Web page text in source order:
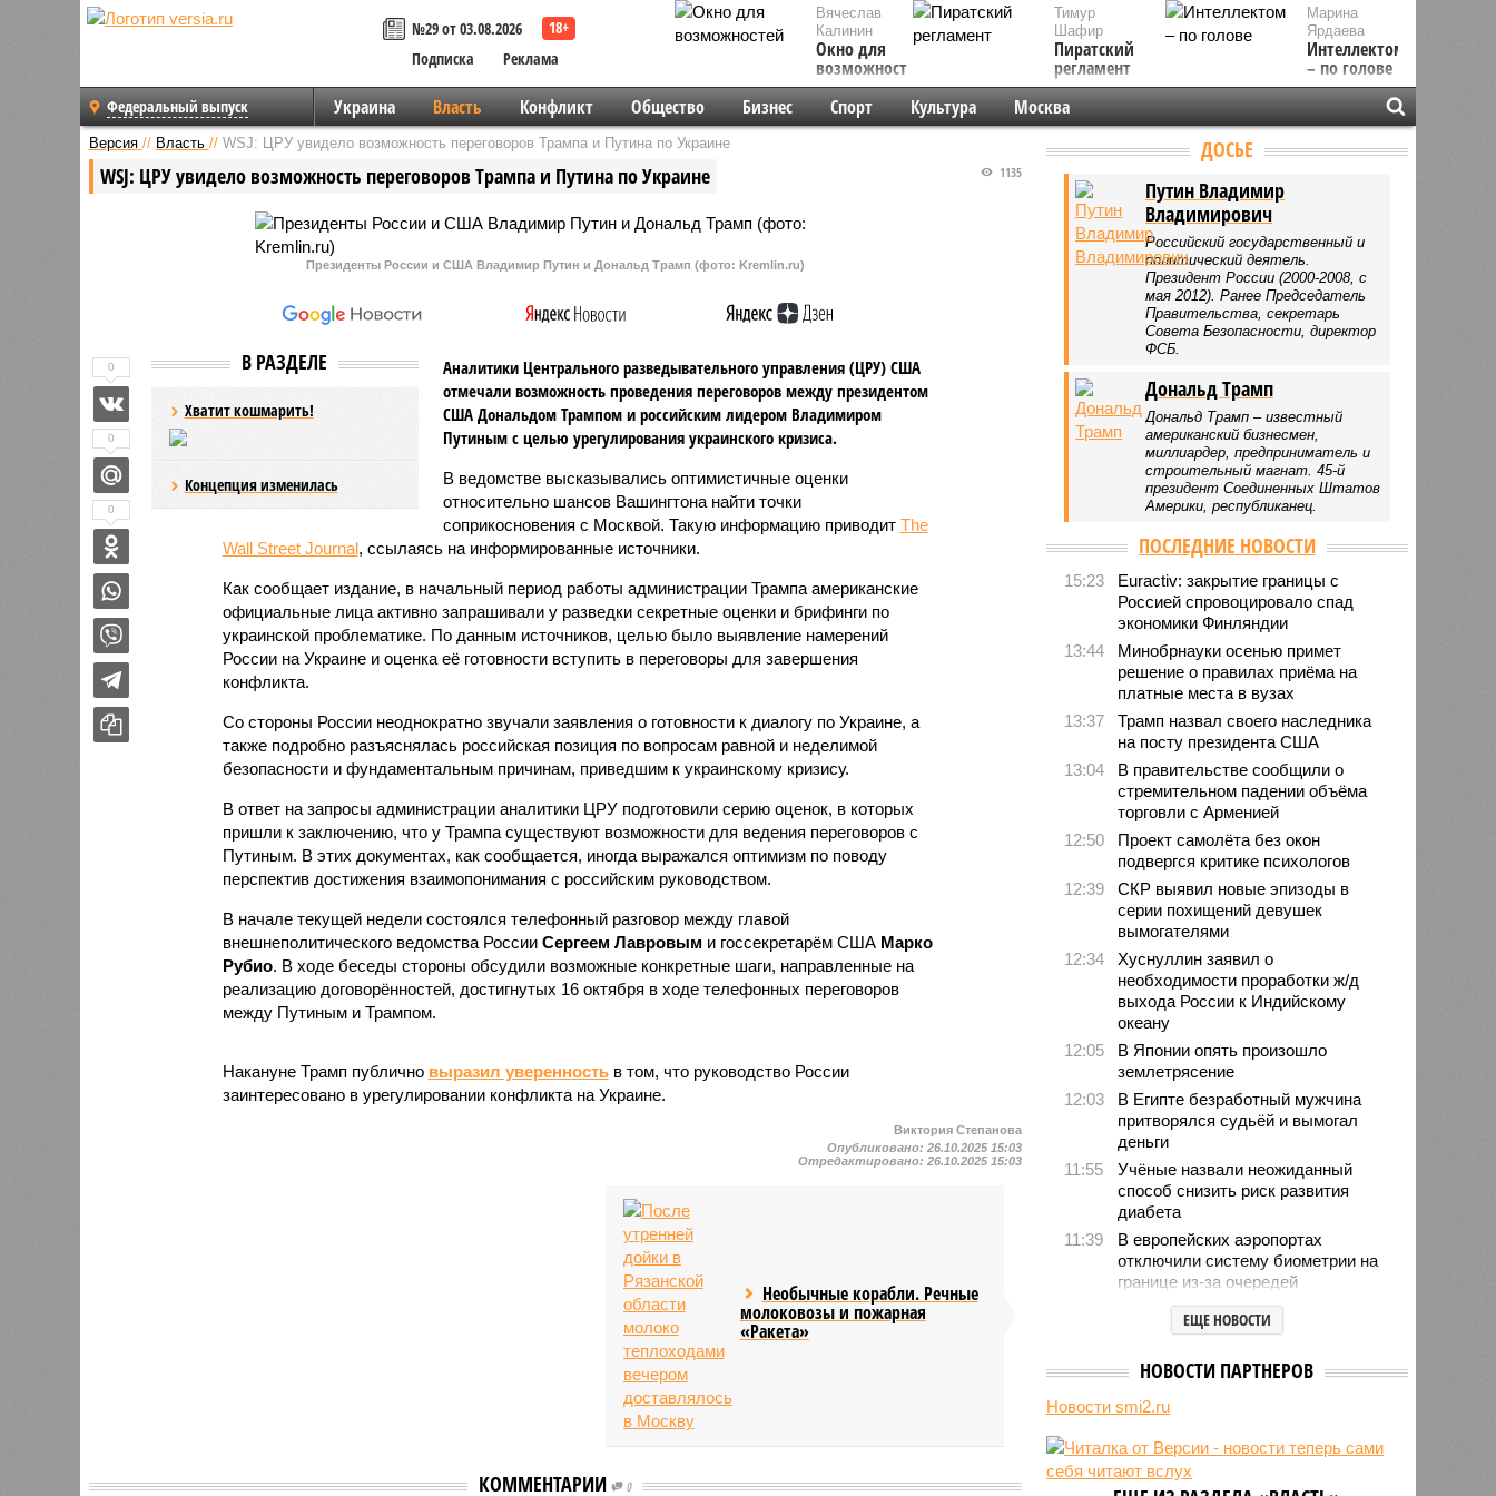
№29 от 03.08.2026
Подписка
Реклама
Вячеслав
Калинин
Окно для
возможностей
Марина
Ярдаева
Интеллектом
– по голове
Тимур
Шафир
Пиратский
регламент
Федеральный выпуск Украина Власть Конфликт Общество Бизнес Спорт Культура Москва
Версия // Власть // WSJ: ЦРУ увидело возможность переговоров Трампа и Путина по Украине
WSJ: ЦРУ увидело возможность переговоров Трампа и Путина по Украине 1135
Президенты России и США Владимир Путин и Дональд Трамп (фото: Kremlin.ru)
В РАЗДЕЛЕ
Хватит кошмарить!
Концепция изменилась
Аналитики Центрального разведывательного управления (ЦРУ) США
отмечали возможность проведения переговоров между президентом
США Дональдом Трампом и российским лидером Владимиром
Путиным с целью урегулирования украинского кризиса.
В ведомстве высказывались оптимистичные оценки
относительно шансов Вашингтона найти точки
соприкосновения с Москвой. Такую информацию приводит The
Wall Street Journal, ссылаясь на информированные источники.
Как сообщает издание, в начальный период работы администрации Трампа американские
официальные лица активно запрашивали у разведки секретные оценки и брифинги по
украинской проблематике. По данным источников, целью было выявление намерений
России на Украине и оценка её готовности вступить в переговоры для завершения
конфликта.
Со стороны России неоднократно звучали заявления о готовности к диалогу по Украине, а
также подробно разъяснялась российская позиция по вопросам равной и неделимой
безопасности и фундаментальным причинам, приведшим к украинскому кризису.
В ответ на запросы администрации аналитики ЦРУ подготовили серию оценок, в которых
пришли к заключению, что у Трампа существуют возможности для ведения переговоров с
Путиным. В этих документах, как сообщается, иногда выражался оптимизм по поводу
перспектив достижения взаимопонимания с российским руководством.
В начале текущей недели состоялся телефонный разговор между главой
внешнеполитического ведомства России Сергеем Лавровым и госсекретарём США Марко
Рубио. В ходе беседы стороны обсудили возможные конкретные шаги, направленные на
реализацию договорённостей, достигнутых 16 октября в ходе телефонных переговоров
между Путиным и Трампом.
Накануне Трамп публично выразил уверенностьв том, что руководство России
заинтересовано в урегулировании конфликта на Украине.
0
0
0
Виктория Степанова
Опубликовано:26.10.2025 15:03
Отредактировано:26.10.2025 15:03
Необычные корабли. Речные
молоковозы и пожарная
«Ракета»
КОММЕНТАРИИ 0
ДОСЬЕ
Путин Владимир
Владимирович
Российский государственный и
политический деятель.
Президент России (2000-2008, с
мая 2012). Ранее Председатель
Правительства, секретарь
Совета Безопасности, директор
ФСБ.
Дональд Трамп
Дональд Трамп – известный
американский бизнесмен,
миллиардер, предприниматель и
строительный магнат. 45-й
президент Соединенных Штатов
Америки, республиканец.
ПОСЛЕДНИЕ НОВОСТИ
15:23
Euractiv: закрытие границы с
Россией спровоцировало спад
экономики Финляндии
13:44
Минобрнауки осенью примет
решение о правилах приёма на
платные места в вузах
13:37
Трамп назвал своего наследника
на посту президента США
13:04
В правительстве сообщили о
стремительном падении объёма
торговли с Арменией
12:50
Проект самолёта без окон
подвергся критике психологов
12:39
СКР выявил новые эпизоды в
серии похищений девушек
вымогателями
12:34
Хуснуллин заявил о
необходимости проработки ж/д
выхода России к Индийскому
океану
12:05
В Японии опять произошло
землетрясение
12:03
В Египте безработный мужчина
притворялся судьёй и вымогал
деньги
11:55
Учёные назвали неожиданный
способ снизить риск развития
диабета
11:39
В европейских аэропортах
отключили систему биометрии на
границе из-за очередей
Люксембург обвинил Евросоюз во
взятии «в заложники» Шенгена
выпустило предупреждение для
россиян
ближайшее время урегулировать
конфликт на Украине
ЕЩЕ НОВОСТИ
НОВОСТИ ПАРТНЕРОВ
Новости smi2.ru